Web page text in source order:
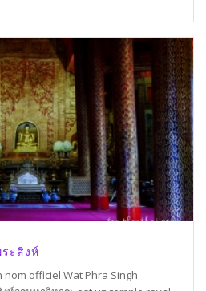
ระสิงห์
nom officiel Wat Phra Singh